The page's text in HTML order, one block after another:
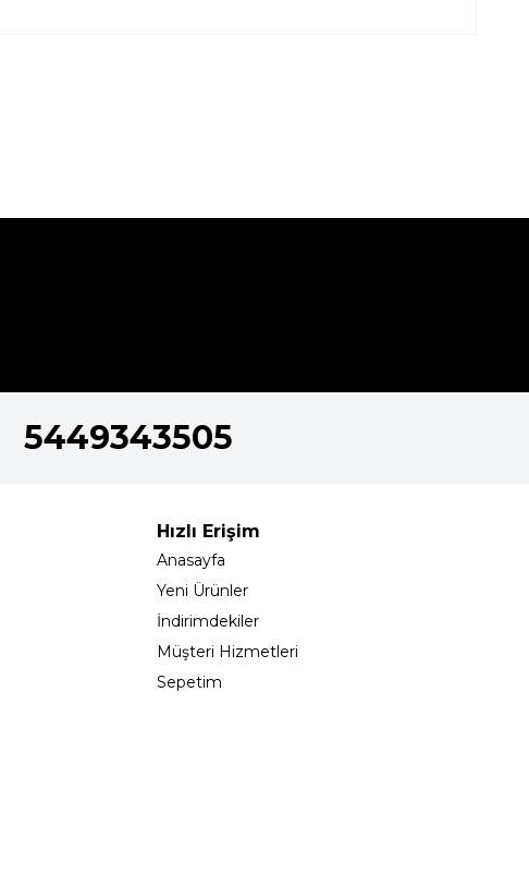
5449343505
Hızlı Erişim
Anasayfa
Yeni Ürünler
İndirimdekiler
Müşteri Hizmetleri
Sepetim